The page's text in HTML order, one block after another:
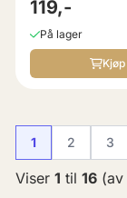
119,-
På lager
Kjøp
1 2 3
Viser 1 til 16(av